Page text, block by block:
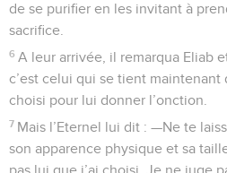
de se purifier en les invitant à
sacrifice.
6 A leur arrivée, il remarqua Eliab
c’est celui qui se tient maintenant
choisi pour lui donner l’onction.
7 Mais l’Eternel lui dit : —Ne te
son apparence physique et sa
pas lui que j’ai choisi. Je ne juge